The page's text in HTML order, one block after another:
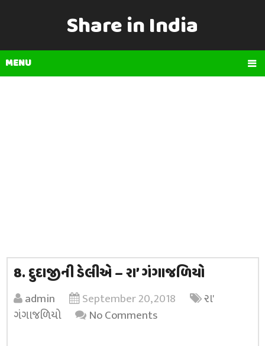
Share in India
MENU
8. દુદાજીની ડેલીએ – રા’ ગંગાજળિયો
admin September 20, 2018
રા'
ગંગાજળિયો
No Comments